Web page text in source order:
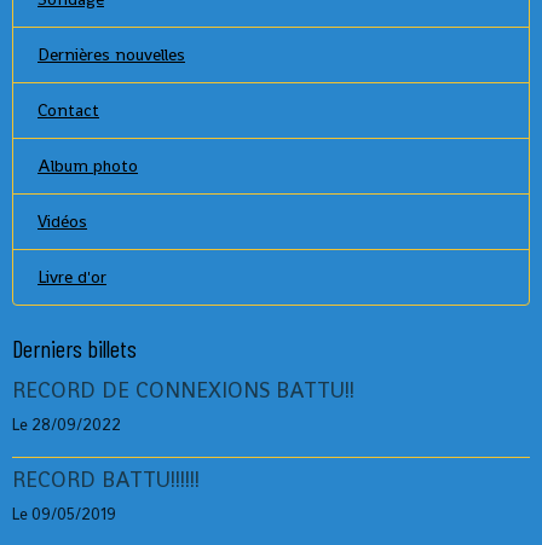
Dernières nouvelles
Contact
Album photo
Vidéos
Livre d'or
Derniers billets
RECORD DE CONNEXIONS BATTU!!
Le 28/09/2022
RECORD BATTU!!!!!!
Le 09/05/2019